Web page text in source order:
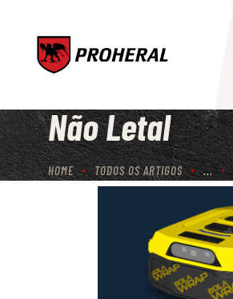
Não Letal
HOME TODOS OS ARTIGOS ...